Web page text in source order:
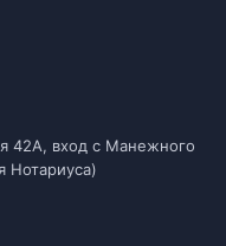
42А, вход с Манежного
Нотариуса)